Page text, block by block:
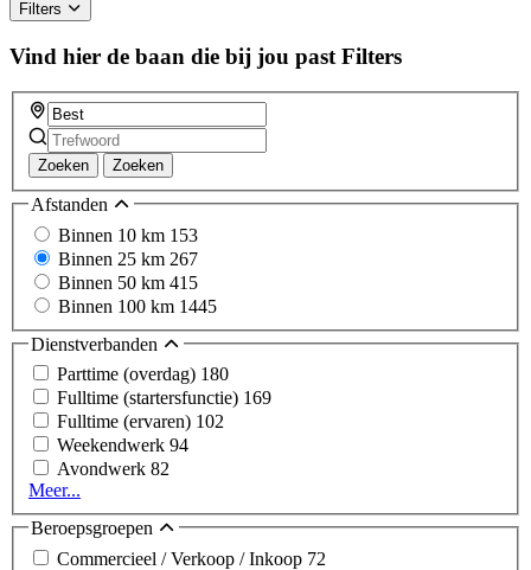
Filters
Vind hier de baan die bij jou past Filters
Zoeken Zoeken
Afstanden
Binnen 10 km 153
Binnen 25 km 267
Binnen 50 km 415
Binnen 100 km 1445
Dienstverbanden
Parttime (overdag) 180
Fulltime (startersfunctie) 169
Fulltime (ervaren) 102
Weekendwerk 94
Avondwerk 82
Meer...
Beroepsgroepen
Commercieel / Verkoop / Inkoop 72